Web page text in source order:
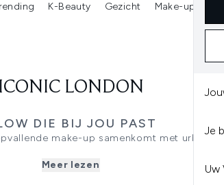
Je
Uw
Enter submenu (Beauty Box) Enter submenu (New & Trending)
K-Beauty
Enter submenu (K-Beauty)
Gezicht Make-up
ICONIC LONDON
DIE BIJ JOU PAST
make-up samenkomt met urban
texturen en een vlekkeloze finish.
Meer lezen